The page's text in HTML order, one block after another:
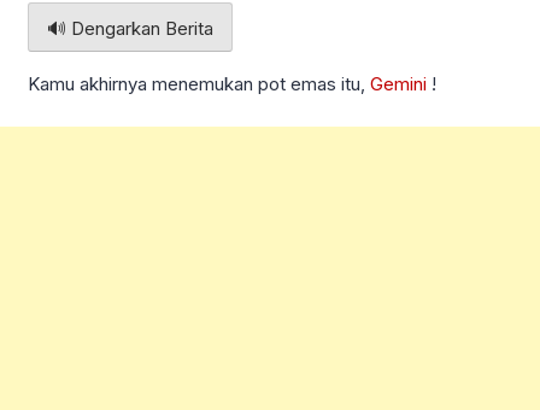
🔊 Dengarkan Berita
Kamu akhirnya menemukan pot emas itu, Gemini !